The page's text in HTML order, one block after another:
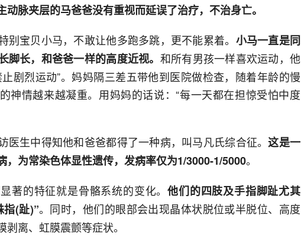
动脉夹层的马爸爸没有重视而延误了治疗，不治身亡。
别宝贝小马，不敢让他多跑多跳，更不能累着。 小马一直是同
脚长，和爸爸一样的高度近视。 和所有男孩一样喜欢运动，他
剧烈运动”。妈妈隔三差五带他到医院做检查，随着年龄的慢
神情越来越凝重。用妈妈的话说：“每一天都在担惊受怕中度
医生中得知他和爸爸都得了一种病，叫马凡氏综合征。这是一
，为常染色体显性遗传，发病率仅为1/3000-1/5000。
著的特征就是骨骼系统的变化。他们的四肢及手指脚趾尤其
指(趾)”。同时，他们的眼部会出现晶体状脱位或半脱位、高度
离、虹膜震颤等症状。